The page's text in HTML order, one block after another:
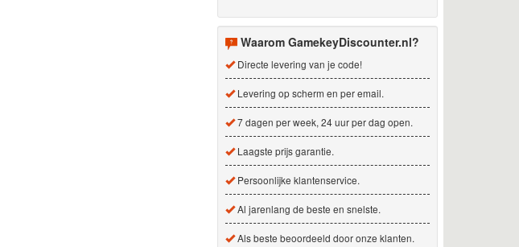
Waarom GamekeyDiscounter.nl?
Directe levering van je code!
Levering op scherm en per email.
7 dagen per week, 24 uur per dag open.
Laagste prijs garantie.
Persoonlijke klantenservice.
Al jarenlang de beste en snelste.
Als beste beoordeeld door onze klanten.